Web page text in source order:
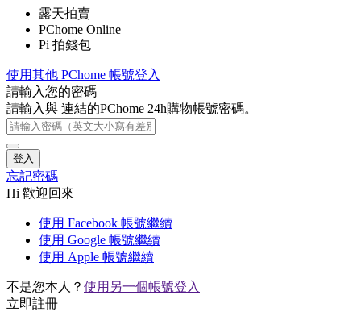
露天拍賣
PChome Online
Pi 拍錢包
使用其他 PChome 帳號登入
請輸入您的密碼
請輸入與 連結的PChome 24h購物帳號密碼。
登入
忘記密碼
Hi 歡迎回來
使用 Facebook 帳號繼續
使用 Google 帳號繼續
使用 Apple 帳號繼續
不是您本人？ 使用另一個帳號登入
立即註冊